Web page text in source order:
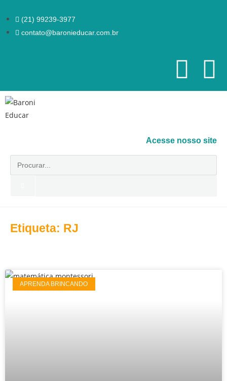
(21) 99239-3977
contato@baronieducar.com.br
Acesse nosso site
Etiqueta: RJ
APRENDA BRINCANDO